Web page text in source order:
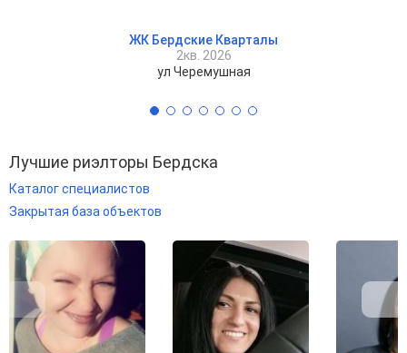
ЖК Бердские Кварталы
2кв. 2026
ул Черемушная
Лучшие риэлторы Бердска
Каталог специалистов
Закрытая база объектов